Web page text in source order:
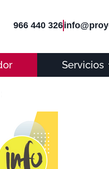
966 440 326
Servicios